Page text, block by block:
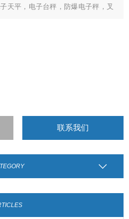
天平，电子台秤，防爆电子秤，叉
兴，昆山，杭州，南京，合肥，重
联系我们